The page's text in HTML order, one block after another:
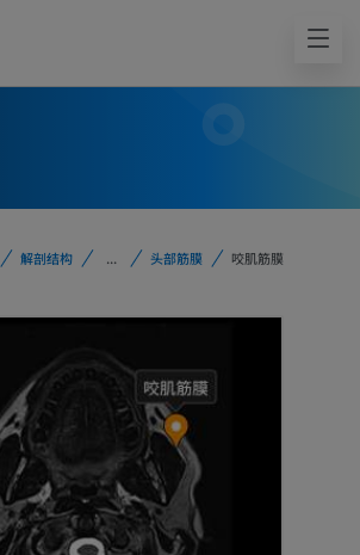
解剖结构 ... 头部筋膜 咬肌筋膜